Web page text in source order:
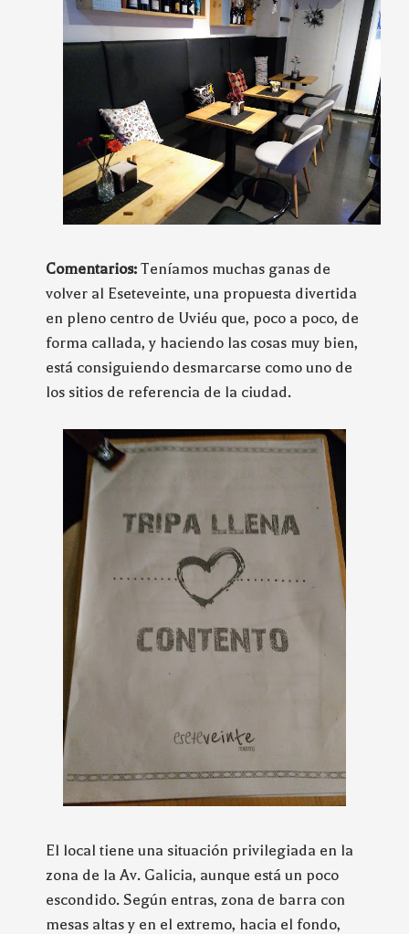
Comentarios: Teníamos muchas ganas de
volver al Eseteveinte, una propuesta divertida
en pleno centro de Uviéu que, poco a poco, de
forma callada, y haciendo las cosas muy bien,
está consiguiendo desmarcarse como uno de
los sitios de referencia de la ciudad.
El local tiene una situación privilegiada en la
zona de la Av. Galicia, aunque está un poco
escondido. Según entras, zona de barra con
mesas altas y en el extremo, hacia el fondo,